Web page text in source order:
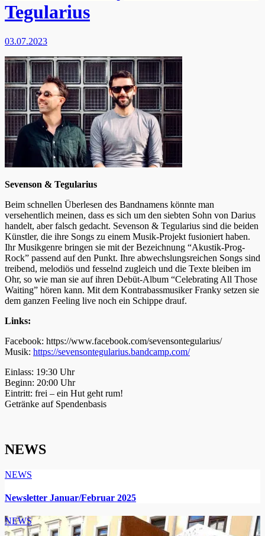
Tegularius
03.07.2023
Sevenson & Tegularius
Beim schnellen Überlesen des Bandnamens könnte man
versehentlich meinen, dass es sich um den siebten Sohn von Darius
handelt, aber falsch gedacht. Sevenson & Tegularius sind die beiden
Künstler, die ihre Songs zu einem Musik-Projekt fusioniert haben.
Ihr Musikgenre bringen sie mit der Bezeichnung “Akustik-Prog-
Rock” passend auf den Punkt. Ihre abwechslungsreichen Songs sind
treibend, melodiös und fesselnd zugleich und die Texte bleiben im
Ohr, so wie man sie auf ihren Debüt-Album “Celebrating All Those
Waiting” hören kann. Mit dem KontrabassmusikerFranky setzen sie
dem ganzen Feeling live noch ein Schippe drauf.
Links:
Facebook: https://www.facebook.com/sevensontegularius/
Musik: https://sevensontegularius.bandcamp.com/
Einlass: 19:30 Uhr
Beginn: 20:00 Uhr
Eintritt: frei – ein Hut geht rum!
Getränke auf Spendenbasis
NEWS
NEWS
Newsletter Januar/Februar 2025
NEWS